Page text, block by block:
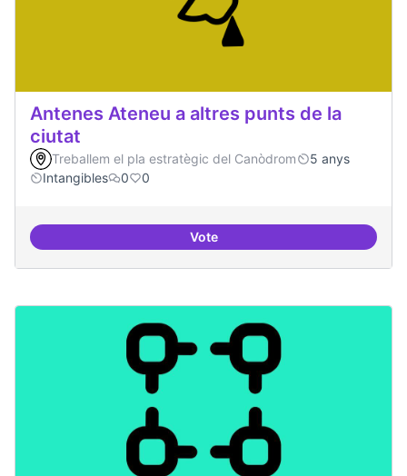
Antenes Ateneu a altres punts de la
ciutat
Treballem el pla estratègic del Canòdrom
5 anys
Intangibles
0 0
VoteAntenes Ateneu a altres punts